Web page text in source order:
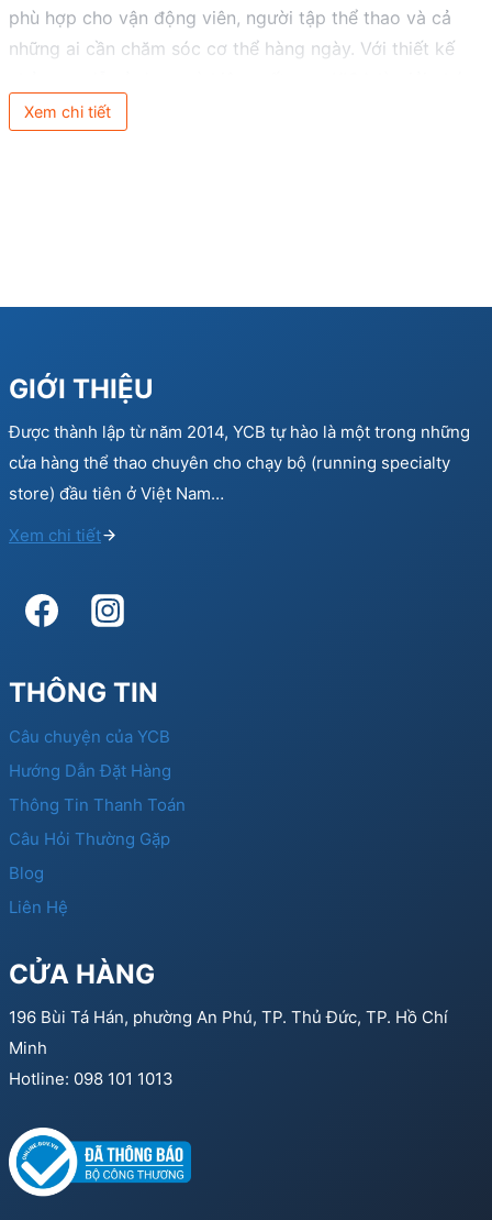
phù hợp cho vận động viên, người tập thể thao và cả
những ai cần chăm sóc cơ thể hàng ngày. Với thiết kế
lý tưởng để duy trì sức khỏe cơ bắp và nâng cao chất
Xem chi tiết
GIỚI THIỆU
Được thành lập từ năm 2014, YCB tự hào là một trong những
cửa hàng thể thao chuyên cho chạy bộ (running specialty
store) đầu tiên ở Việt Nam…
Xem chi tiết
THÔNG TIN
Câu chuyện của YCB
Hướng Dẫn Đặt Hàng
Thông Tin Thanh Toán
Câu Hỏi Thường Gặp
Blog
Liên Hệ
CỬA HÀNG
196 Bùi Tá Hán, phường An Phú, TP. Thủ Đức, TP. Hồ Chí
Minh
Hotline: 098 101 1013